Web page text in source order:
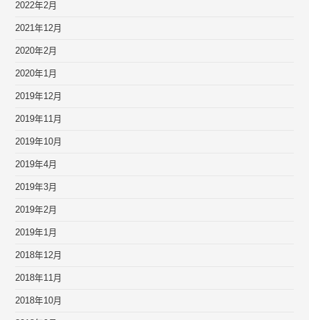
2022年2月
2021年12月
2020年2月
2020年1月
2019年12月
2019年11月
2019年10月
2019年4月
2019年3月
2019年2月
2019年1月
2018年12月
2018年11月
2018年10月